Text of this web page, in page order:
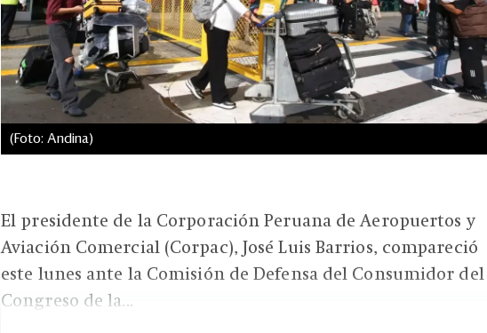
(Foto: Andina)
El presidente de la Corporación Peruana de Aeropuertos y
Aviación Comercial (Corpac), José Luis Barrios, compareció
este lunes ante la Comisión de Defensa del Consumidor del
Congreso de la...